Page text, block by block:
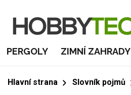
PERGOLY ZIMNÍ ZAHRADY
Hlavní strana Slovník pojmů